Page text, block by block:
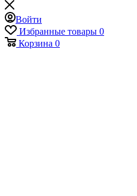
Войти
Избранные товары 0
Корзина 0